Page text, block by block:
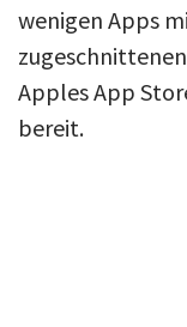
wenigen Apps
Apples App
bereit.